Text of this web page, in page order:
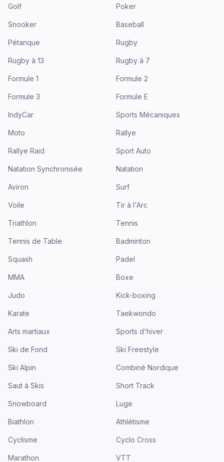
Golf Poker
Snooker Baseball
Pétanque Rugby
Rugby à 13 Rugby à 7
Formule 1 Formule 2
Formule 3 Formule E
IndyCar Sports Mécaniques
Moto Rallye
Rallye Raid Sport Auto
Natation Synchronisée Natation
Aviron Surf
Voile Tir à l'Arc
Triathlon Tennis
Tennis de Table Badminton
Squash Padel
MMA Boxe
Judo Kick-boxing
Karate Taekwondo
Arts martiaux Sports d'hiver
Ski de Fond Ski Freestyle
Ski Alpin Combiné Nordique
Saut à Skis Short Track
Snowboard Luge
Biathlon Athlétisme
Cyclisme Cyclo Cross
Marathon VTT